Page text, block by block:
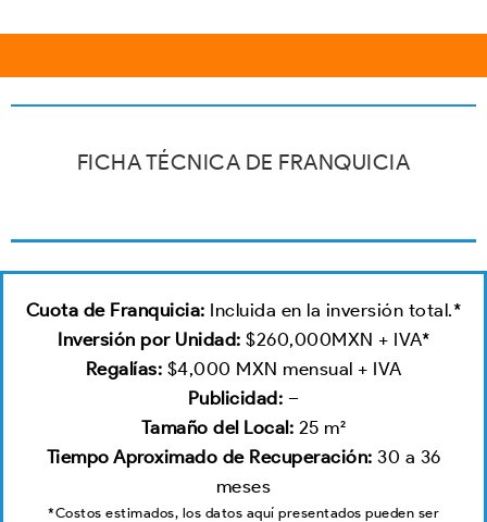
FICHA TÉCNICA DE FRANQUICIA
Cuota de Franquicia: Incluida en la inversión total.*
Inversión por Unidad: $260,000MXN + IVA*
Regalías: $4,000 MXN mensual + IVA
Publicidad: –
Tamaño del Local: 25 m²
Tiempo Aproximado de Recuperación: 30 a 36
meses
*Costos estimados, los datos aquí presentados pueden ser